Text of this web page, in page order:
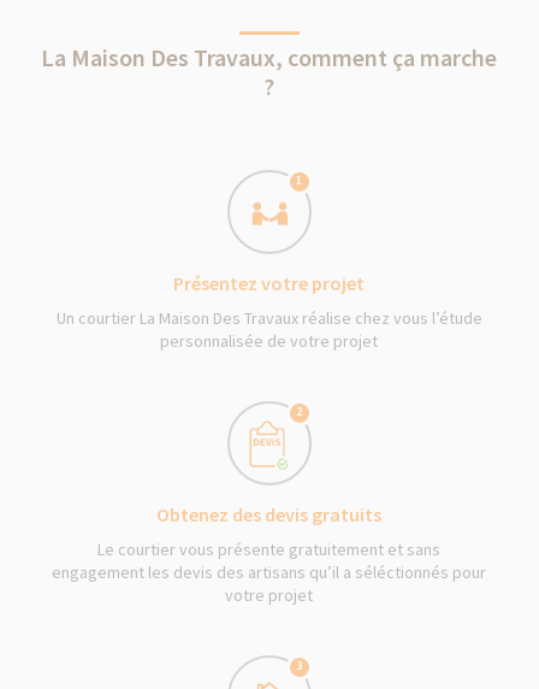
La Maison Des Travaux, comment ça marche
?
1
Présentez votre projet
Un courtier La Maison Des Travaux réalise chez vous l’étude
personnalisée de votre projet
2
Obtenez des devis gratuits
Le courtier vous présente gratuitement et sans
engagement les devis des artisans qu’il a séléctionnés pour
votre projet
3